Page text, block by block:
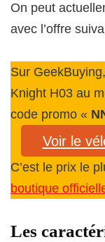
On peut
avec l’offre
Sur
Knight H03 au
code promo «
Voir le
C’est le prix le
boutique
Les